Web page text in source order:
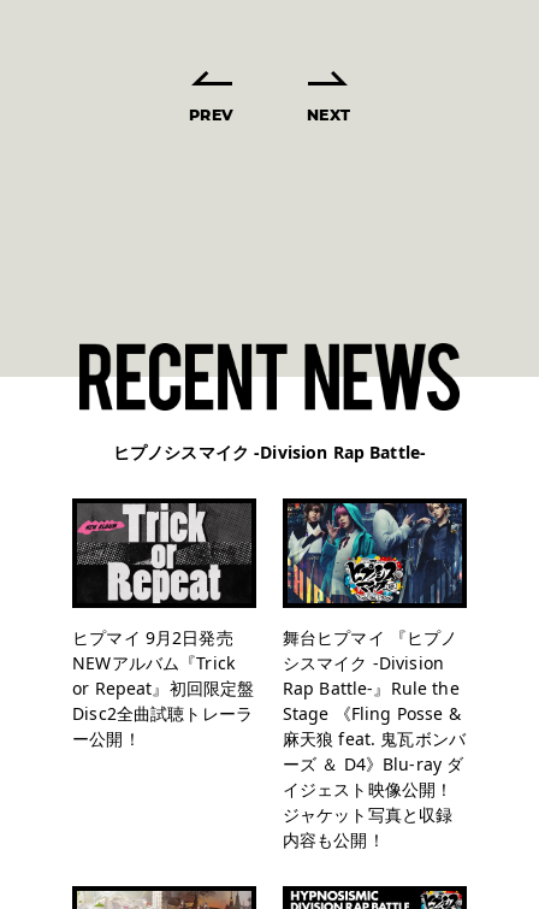
PREV NEXT
ヒプノシスマイク -Division Rap Battle-
ヒプマイ 9月2日発売
NEWアルバム『Trick
or Repeat』初回限定盤
Disc2全曲試聴トレーラ
ー公開！
舞台ヒプマイ 『ヒプノ
シスマイク -Division
Rap Battle-』Rule the
Stage 《Fling Posse &
麻天狼 feat. 鬼瓦ボンバ
ーズ ＆ D4》Blu-ray ダ
イジェスト映像公開！
ジャケット写真と収録
内容も公開！